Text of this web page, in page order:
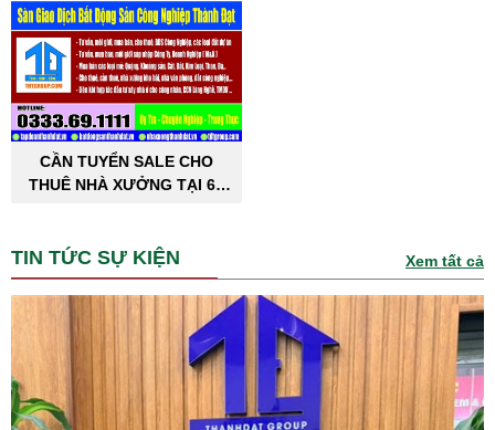
CẦN TUYỂN SALE CHO
THUÊ NHÀ XƯỞNG TẠI 63
TIN TỨC SỰ KIỆN Xem tất cả